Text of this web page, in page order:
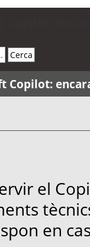
Copilot:
el
en